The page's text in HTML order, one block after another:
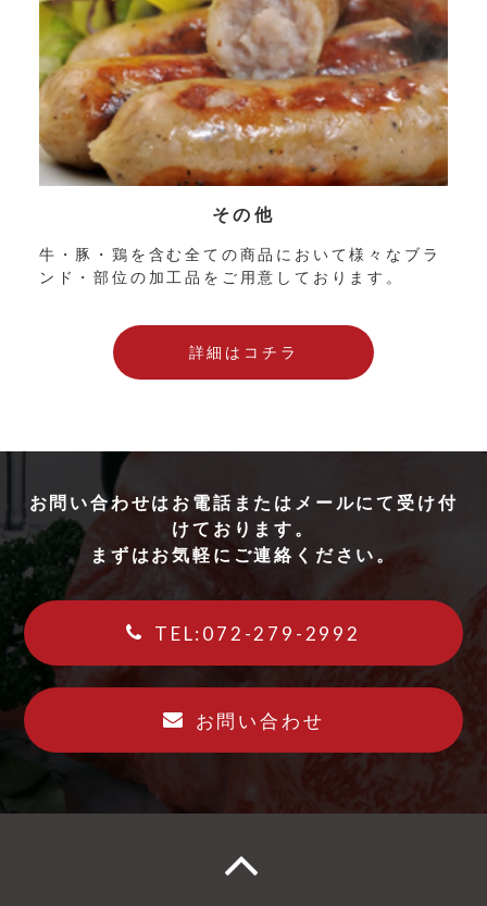
その他
牛・豚・鶏を含む全ての商品において様々なブラ
ンド・部位の加工品をご用意しております。
詳細はコチラ
お問い合わせはお電話またはメールにて受け付
けております。
まずはお気軽にご連絡ください。
TEL:072-279-2992
お問い合わせ